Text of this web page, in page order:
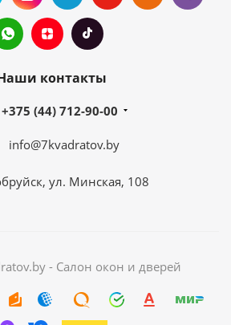
контакты
+375 (44) 712-90-00
info@7kvadratov.by
ул. Минская, 108
- Салон окон и дверей